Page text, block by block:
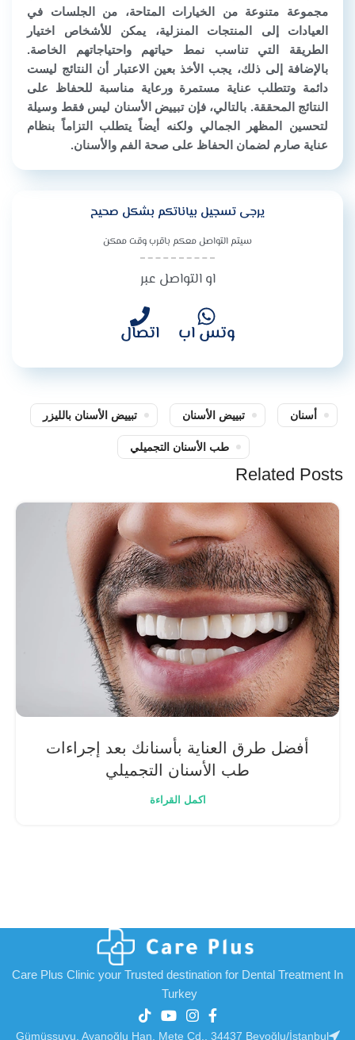
مجموعة متنوعة من الخيارات المتاحة، من الجلسات في
العيادات إلى المنتجات المنزلية، يمكن للأشخاص اختيار
الطريقة التي تناسب نمط حياتهم واحتياجاتهم الخاصة.
بالإضافة إلى ذلك، يجب الأخذ بعين الاعتبار أن النتائج ليست
دائمة وتتطلب عناية مستمرة ورعاية مناسبة للحفاظ على
النتائج المحققة. بالتالي، فإن تبييض الأسنان ليس فقط وسيلة
لتحسين المظهر الجمالي ولكنه أيضاً يتطلب التزاماً بنظام
عناية صارم لضمان الحفاظ على صحة الفم والأسنان.
يرجى تسجيل بياناتكم بشكل صحيح
سيتم التواصل معكم باقرب وقت ممكن
او التواصل عبر
وتس اب اتصال
أسنان تبييض الأسنان تبييض الأسنان بالليزر
طب الأسنان التجميلي
Related Posts
أفضل طرق العناية بأسنانك بعد إجراءات
طب الأسنان التجميلي
اكمل القراءة
Care Plus Clinic your Trusted destination for Dental Treatment In
Turkey
Gümüşsuyu, Ayanoğlu Han, Mete Cd., 34437 Beyoğlu/İstanbul